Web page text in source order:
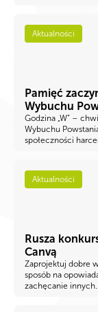
Aktualności
Pamięć
Wybuchu
Godzina „W” –
Wybuchu
społeczności
Aktualności
Rusza
Canvą
Zaprojektuj dobre
sposób na
zachęcanie innych...